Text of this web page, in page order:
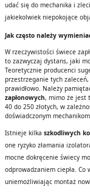
udać się do mechanika i
jakiekolwiek niepokojące
Jak często należy
W rzeczywistości świece
to zazwyczaj dystans, jaki
Teoretycznie producenci
przestrzeganie tych
prawidłowo. Należy
zapłonowych, mimo że jest
40 do 250 złotych, w
doświadczonym
Istnieje kilka szkodliwych
one ryzyko złamania
mocne dokręcenie świecy
odprowadzaniem ciepła.
uniemożliwiając montaż